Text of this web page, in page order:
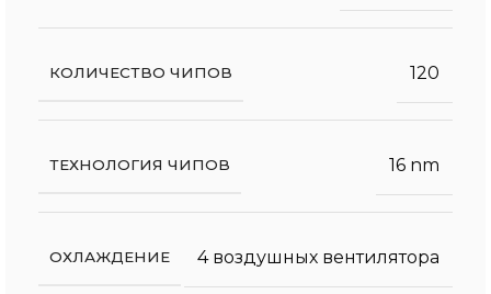
КОЛИЧЕСТВО ЧИПОВ 120
ТЕХНОЛОГИЯ ЧИПОВ 16 nm
ОХЛАЖДЕНИЕ 4 воздушных вентилятора